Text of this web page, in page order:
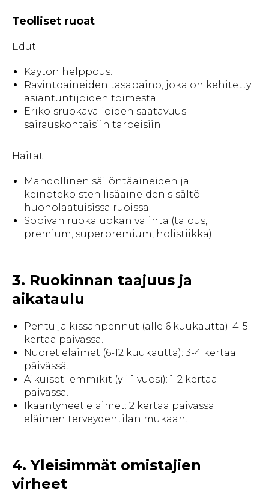
Teolliset ruoat
Edut:
Käytön helppous.
Ravintoaineiden tasapaino, joka on kehitetty
asiantuntijoiden toimesta.
Erikoisruokavalioiden saatavuus
sairauskohtaisiin tarpeisiin.
Haitat:
Mahdollinen säilöntäaineiden ja
keinotekoisten lisäaineiden sisältö
huonolaatuisissa ruoissa.
Sopivan ruokaluokan valinta (talous,
premium, superpremium, holistiikka).
3. Ruokinnan taajuus ja
aikataulu
Pentu ja kissanpennut (alle 6 kuukautta): 4-5
kertaa päivässä.
Nuoret eläimet (6-12 kuukautta): 3-4 kertaa
päivässä.
Aikuiset lemmikit (yli 1 vuosi): 1-2 kertaa
päivässä.
Ikääntyneet eläimet: 2 kertaa päivässä
eläimen terveydentilan mukaan.
4. Yleisimmät omistajien
virheet